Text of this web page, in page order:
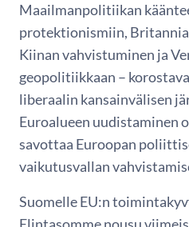
Maailmanpolitiikan
protektionismiin,
Kiinan vahvistuminen ja
geopolitiikkaan –
liberaalin kansainvälisen
Euroalueen uudistaminen
savottaa Euroopan
vaikutusvallan
Suomelle EU:n